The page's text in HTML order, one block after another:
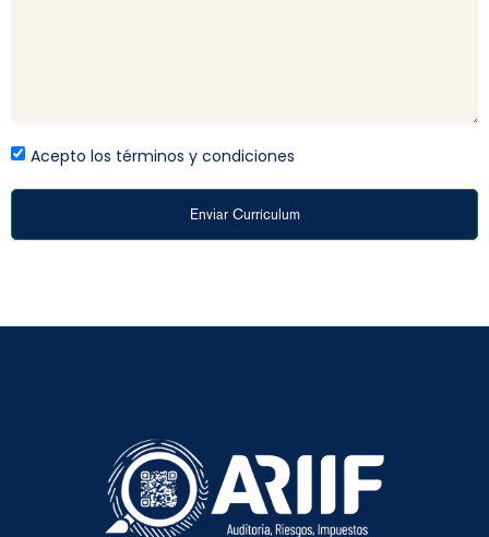
Acepto los términos y condiciones
Enviar Currículum